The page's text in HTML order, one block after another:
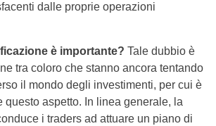
dalle proprie operazioni
è importante? Tale dubbio è
tra coloro che stanno ancora tentando
il mondo degli investimenti, per cui è
questo aspetto. In linea generale, la
i traders ad attuare un piano di